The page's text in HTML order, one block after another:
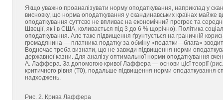
Якщо уважно проаналізувати норму оподаткування, наприклад у
висновку, що норма оподаткування у скандинавських країнах
оподаткування суттєво не впливає на економічний прогрес та
Швеції, як і в США, коливається під 3 до 6 % щорічно). Політика
оподаткування. Але таке підвищення ґрунтується на граничній
громадянина — платника податку за обміну «податки—блага»
Водночас треба визнати, що не завжди підвищення норми
державної казни. Для аналізу оптимальної норми оподаткування
А. Лаффера. За допомогою кривої Лаффера — основи цієї теорії
критичного рівня (Т0), подальше підвищення норми
надходжень.
Рис. 2. Крива Лаффера